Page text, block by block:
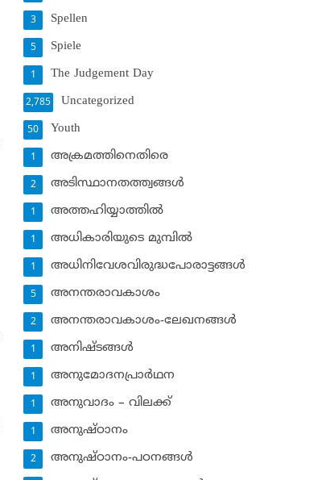
Spellen
3
Spiele
5
The Judgement Day
1
Uncategorized
2,785
Youth
50
അക്രമത്തിനെതിരെ
1
അടിസ്ഥാനതത്ത്വങ്ങള്‍
2
അത്തഹിയ്യാത്തില്‍
1
അധികാരിയുടെ മുമ്പില്‍
1
അധിനിവേശവിരുദ്ധപോരാട്ടങ്ങള്‍
1
അനന്തരാവകാശം
5
അനന്തരാവകാശം-ലേഖനങ്ങള്‍
2
അനിഷ്ടങ്ങള്‍
1
അനുമോദനപ്രാര്‍ഥന
1
അനുവാദം – വിലക്ക്‌
1
അനുഷ്ഠാനം
1
അനുഷ്ഠാനം-പഠനങ്ങള്‍
2